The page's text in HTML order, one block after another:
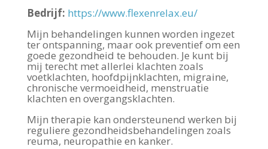
Bedrijf: https://www.flexenrelax.eu/
Mijn behandelingen kunnen worden ingezet
ter ontspanning, maar ook preventief om een
goede gezondheid te behouden. Je kunt bij
mij terecht met allerlei klachten zoals
voetklachten, hoofdpijnklachten, migraine,
chronische vermoeidheid, menstruatie
klachten en overgangsklachten.
Mijn therapie kan ondersteunend werken bij
reguliere gezondheidsbehandelingen zoals
reuma, neuropathie en kanker.